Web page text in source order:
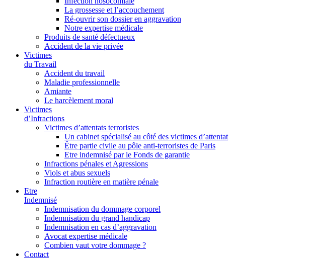
La grossesse et l’accouchement
Ré-ouvrir son dossier en aggravation
Notre expertise médicale
Produits de santé défectueux
Accident de la vie privée
Victimes
du Travail
Accident du travail
Maladie professionnelle
Amiante
Le harcèlement moral
Victimes
d’Infractions
Victimes d’attentats terroristes
Un cabinet spécialisé au côté des victimes d’attentat
Être partie civile au pôle anti-terroristes de Paris
Etre indemnisé par le Fonds de garantie
Infractions pénales et Agressions
Viols et abus sexuels
Infraction routière en matière pénale
Etre
Indemnisé
Indemnisation du dommage corporel
Indemnisation du grand handicap
Indemnisation en cas d’aggravation
Avocat expertise médicale
Combien vaut votre dommage ?
Contact